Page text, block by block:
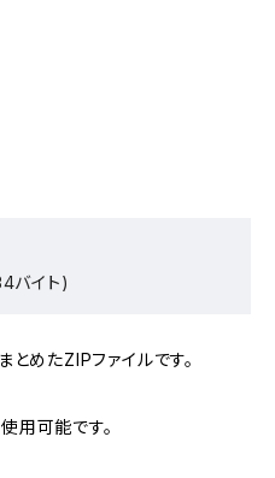
バイト)
めたZIPファイルです。
用可能です。